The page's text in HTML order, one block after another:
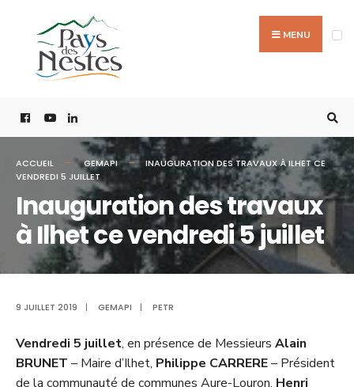
MENU
ACCUEIL GEMAPI
INAUGURATION DES TRAVAUX À ILHET CE
VENDREDI 5 JUILLET
Inauguration des travaux
à Ilhet ce vendredi 5 juillet
9 JUILLET 2019 | GEMAPI | PETR
Vendredi 5 juillet, en présence de Messieurs Alain
BRUNET – Maire d’Ilhet, Philippe CARRERE– Président
de la communauté de communes Aure-Louron, Henri